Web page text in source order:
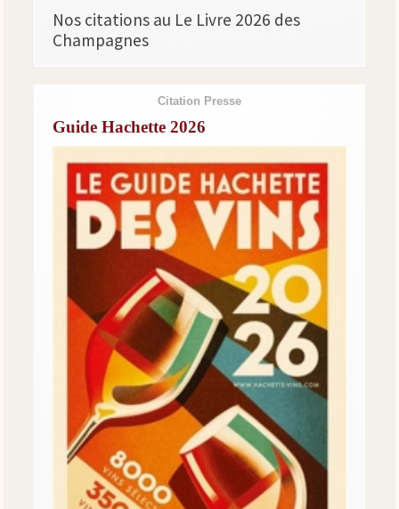
Nos citations au Le Livre 2026 des
Champagnes
Citation Presse
Guide Hachette 2026